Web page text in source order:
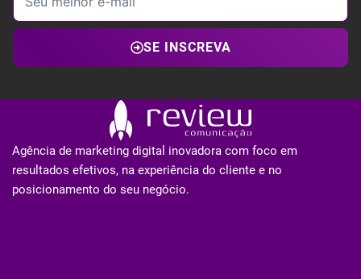
SE INSCREVA
Agência de marketing digital inovadora com foco em
resultados efetivos, na experiência do cliente e no
posicionamento do seu negócio.